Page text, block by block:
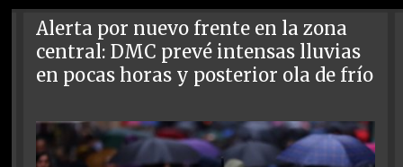
Alerta por nuevo frente en la zona
central: DMC prevé intensas lluvias
en pocas horas y posterior ola de frío